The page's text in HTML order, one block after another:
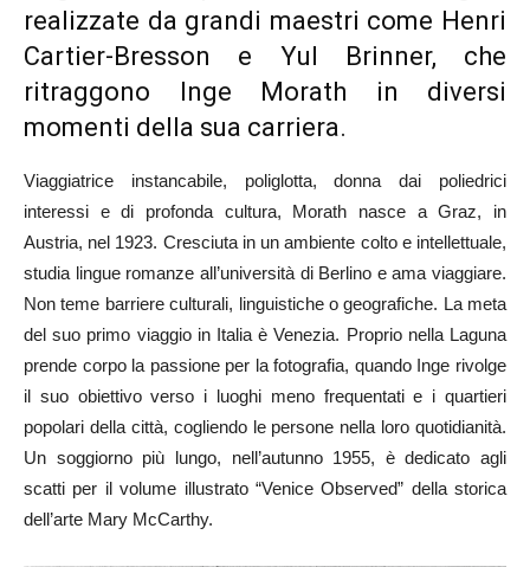
realizzate da grandi maestri come Henri
Cartier-Bresson e Yul Brinner, che
ritraggono Inge Morath in diversi
momenti della sua carriera.
Viaggiatrice instancabile, poliglotta, donna dai poliedrici
interessi e di profonda cultura, Morath nasce a Graz, in
Austria, nel 1923. Cresciuta in un ambiente colto e intellettuale,
studia lingue romanze all’università di Berlino e ama viaggiare.
Non teme barriere culturali, linguistiche o geografiche. La meta
del suo primo viaggio in Italia è Venezia. Proprio nella Laguna
prende corpo la passione per la fotografia, quando Inge rivolge
il suo obiettivo verso i luoghi meno frequentati e i quartieri
popolari della città, cogliendo le persone nella loro quotidianità.
Un soggiorno più lungo, nell’autunno 1955, è dedicato agli
scatti per il volume illustrato “Venice Observed” della storica
dell’arte Mary McCarthy.